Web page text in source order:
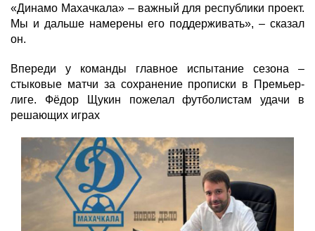
«Динамо Махачкала» – важный для республики проект.
Мы и дальше намерены его поддерживать», – сказал
он.
Впереди у команды главное испытание сезона –
стыковые матчи за сохранение прописки в Премьер-
лиге. Фёдор Щукин пожелал футболистам удачи в
решающих играх